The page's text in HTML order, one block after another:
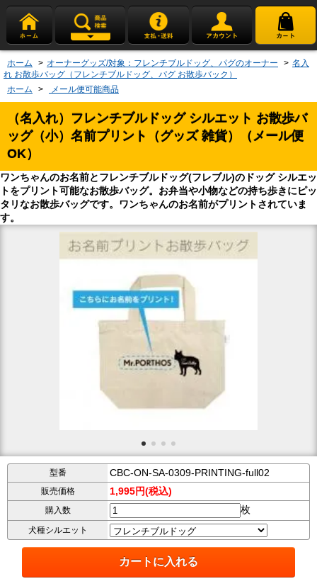
ホーム > オーナーグッズ/対象：フレンチブルドッグ、パグのオーナー > 名入
れ お散歩バッグ（フレンチブルドッグ、パグ お散歩バック）
ホーム
> メール便可能商品
（名入れ）フレンチブルドッグ シルエット お散歩バ
ッグ（小）名前プリント（グッズ 雑貨）（メール便
OK）
ワンちゃんのお名前とフレンチブルドッグ(フレブル)のドッグ シルエッ
トをプリント可能なお散歩バッグ。お弁当や小物などの持ち歩きにピッ
タリなお散歩バッグです。ワンちゃんのお名前がプリントされていま
す。
型番 CBC-ON-SA-0309-PRINTING-full02
販売価格 1,995円(税込)
購入数 枚
犬種シルエット